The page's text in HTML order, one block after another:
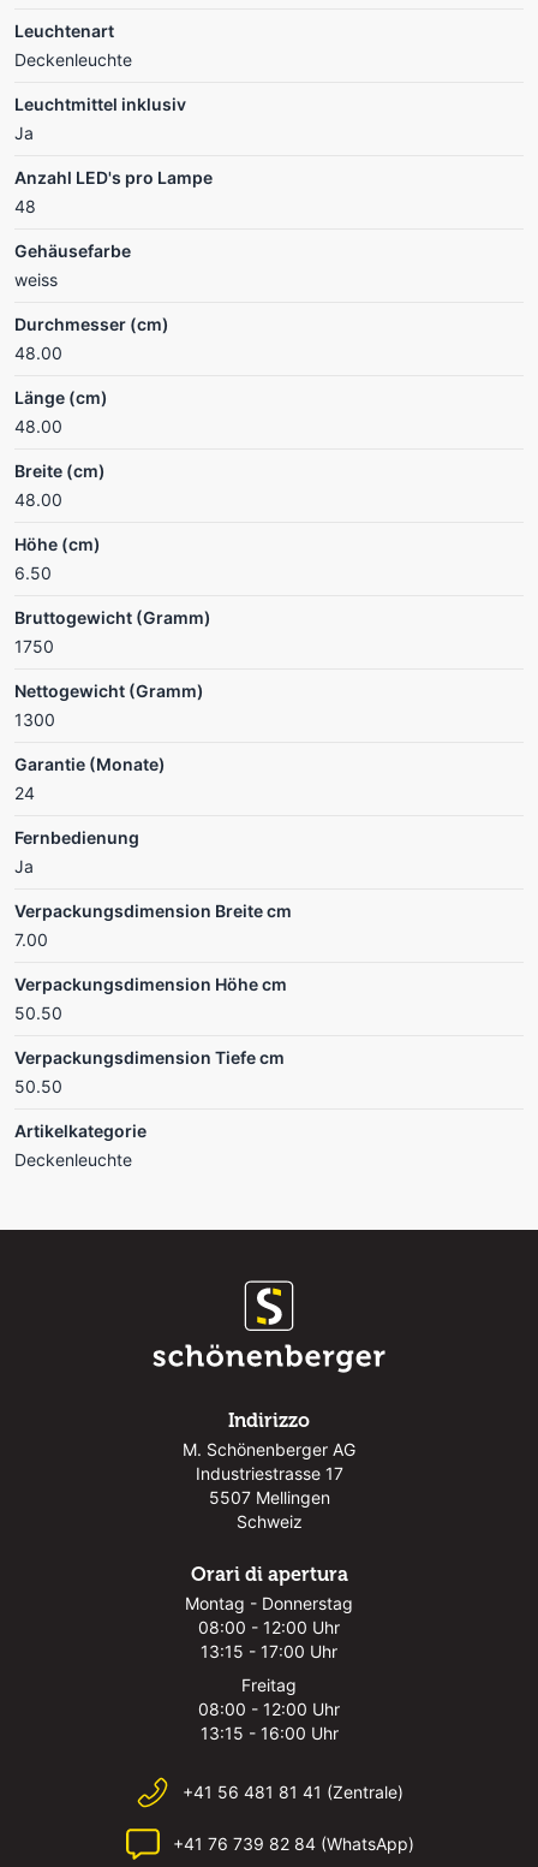
Leuchtenart
Deckenleuchte
Leuchtmittel inklusiv
Ja
Anzahl LED's pro Lampe
48
Gehäusefarbe
weiss
Durchmesser (cm)
48.00
Länge (cm)
48.00
Breite (cm)
48.00
Höhe (cm)
6.50
Bruttogewicht (Gramm)
1750
Nettogewicht (Gramm)
1300
Garantie (Monate)
24
Fernbedienung
Ja
Verpackungsdimension Breite cm
7.00
Verpackungsdimension Höhe cm
50.50
Verpackungsdimension Tiefe cm
50.50
Artikelkategorie
Deckenleuchte
Indirizzo
M. Schönenberger AG
Industriestrasse 17
5507 Mellingen
Schweiz
Orari di apertura
Montag - Donnerstag
08:00 - 12:00 Uhr
13:15 - 17:00 Uhr
Freitag
08:00 - 12:00 Uhr
13:15 - 16:00 Uhr
+41 56 481 81 41 (Zentrale)
+41 76 739 82 84 (WhatsApp)